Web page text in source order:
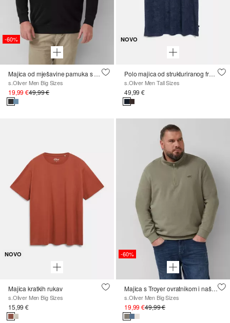
-60%
Majica od mješavine pamuka s okruglim izrezom
s.Oliver Men Big Sizes
19,99 €49,99 €
NOVO
Polo majica od strukturiranog frotira
s.Oliver Men Tall Sizes
49,99 €
NOVO
Majica kratkih rukav
s.Oliver Men Big Sizes
15,99 €
-60%
Majica s Troyer ovratnikom i našivkom logotipa
s.Oliver Men Big Sizes
19,99 €49,99 €